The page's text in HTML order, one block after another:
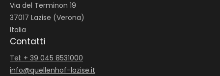
Via del Terminon 19
37017 Lazise (Verona)
Italia
Contatti
Tel: + 39 045 8531000
info@quellenhof-lazise.it